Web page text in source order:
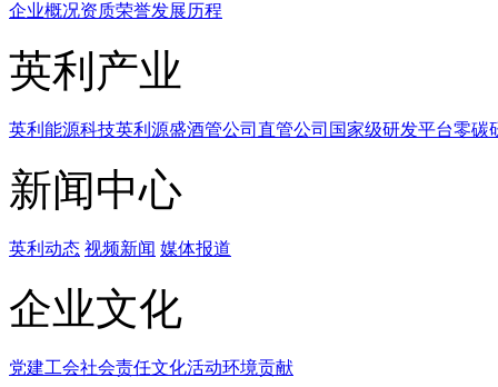
企业概况资质荣誉发展历程
英利产业
英利能源科技英利源盛酒管公司 直管公司 国家级研发平台零碳
新闻中心
英利动态 视频新闻 媒体报道
企业文化
党建工会社会责任文化活动环境贡献